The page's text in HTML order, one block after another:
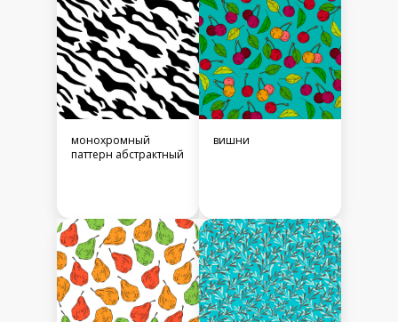
монохромный
паттерн абстрактный
вишни